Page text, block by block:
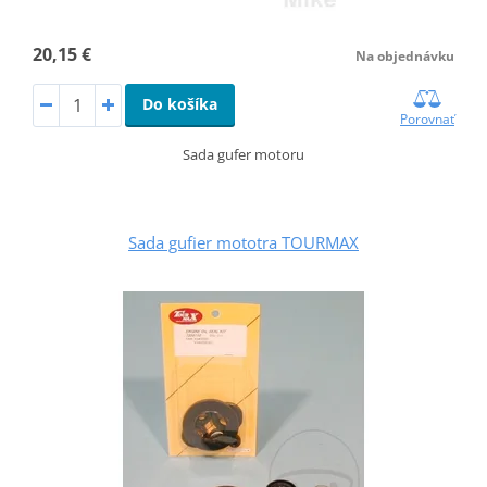
20,15 € Na objednávku
Do košíka
Porovnať
Sada gufer motoru
Sada gufier mototra TOURMAX